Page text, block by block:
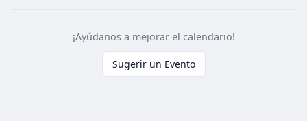
¡Ayúdanos a mejorar el calendario!
Sugerir un Evento